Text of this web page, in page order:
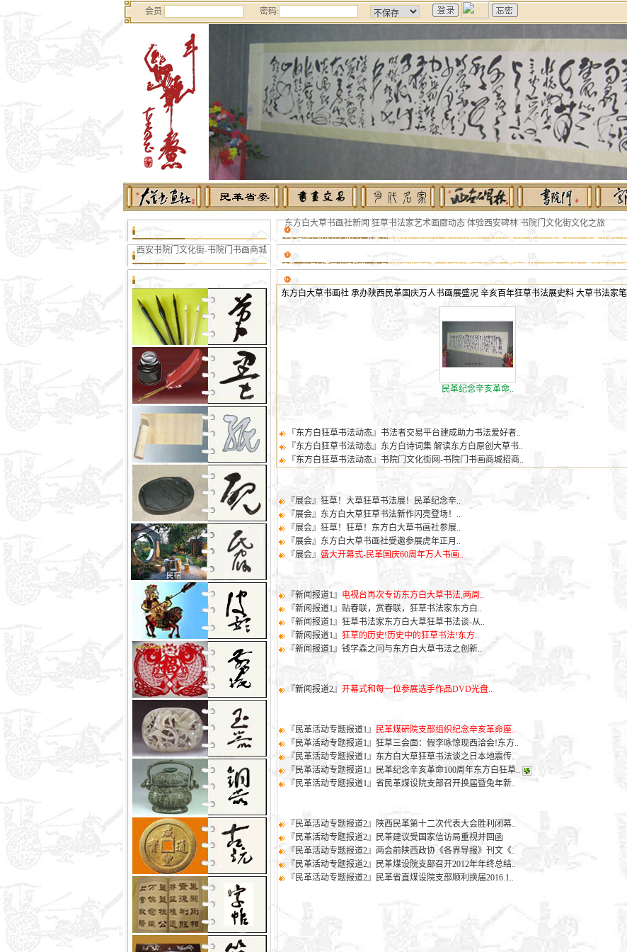
会员: 密码:
西安书院门文化街-书院门书画商城
东方白大草书画社新闻 狂草书法家艺术画廊动态 体验西安碑林 书院门文化街文化之旅
街西安碑林不知东方之既白，大草书法魅力，东方白，东方白作品，东方白草书，东方白大草书法，大草书法，
草书法论坛，大草书法真迹，大草书法字帖，大草书法碑帖，大草书法教材，大草书法网，书院门，狂草书法，狂
书法家，东方白大草书法真迹，东方白狂草书法艺术，东方白大草书画社，西安碑林，书法，草书，著名草书书
HY，辛亥革命，郭希仁
东方白大草书画社 承办陕西民革国庆万人书画展盛况 辛亥百年狂草书法展史料 大草书法家
民革纪念辛亥革命..
东方白,狂草书法,狂草书法家,大草书法，书院门，东方白狂草书法,东方白大草书画社,书法,草书,西安书家
亥革命，郭希仁
『东方白狂草书法动态』 书法者交易平台建成助力书法爱好者..
『东方白狂草书法动态』 东方白诗词集 解读东方白原创大草书..
『东方白狂草书法动态』 书院门文化街网-书院门书画商城招商..
革命，郭希仁
『展会』 狂草！大草狂草书法展！民革纪念辛..
『展会』 东方白大草狂草书法新作闪亮登场！..
『展会』 狂草！狂草！东方白大草书画社参展..
『展会』 东方白大草书画社受邀参展虎年正月..
『展会』 盛大开幕式-民革国庆60周年万人书画..
东方白,狂草书法,狂草书法家,大草书法，书院门，东方白狂草书法,东方白大草书画社,书法,草书,西安书家
革命，郭希仁
『新闻报道1』 电视台再次专访东方白大草书法,两周..
『新闻报道1』 贴春联，赏春联，狂草书法家东方白..
『新闻报道1』 狂草书法家东方白大草狂草书法谈-从..
『新闻报道1』 狂草的历史!历史中的狂草书法!东方..
『新闻报道1』 钱学森之问与东方白大草书法之创新..
东方白,狂草书法,狂草书法家,大草书法，书院门，东方白大草书画社，东方白狂草书法,书法,草书,西安书家
亥革命，郭希仁
『新闻报道2』 开幕式和每一位参展选手作品DVD光盘..
亥革命，郭希仁
『民革活动专题报道1』 民革煤研院支部组织纪念辛亥革命座..
『民革活动专题报道1』 狂草三会面：假李咏惊现西洽会!东方..
『民革活动专题报道1』 东方白大草狂草书法谈之日本地震传..
『民革活动专题报道1』
民革纪念辛亥革命100周年东方白狂草..
『民革活动专题报道1』 省民革煤设院支部召开换届暨兔年新..
亥革命，郭希仁
『民革活动专题报道2』 陕西民革第十二次代表大会胜利闭幕..
『民革活动专题报道2』
民革建议受国家信访局重视并回函
『民革活动专题报道2』 两会前陕西政协《各界导报》刊文《..
『民革活动专题报道2』
民革煤设院支部召开2012年年终总结..
『民革活动专题报道2』
民革省直煤设院支部顺利换届2016.1..